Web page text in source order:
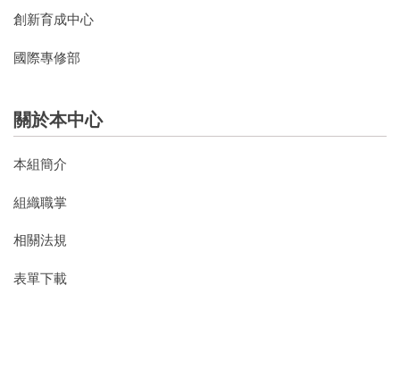
創新育成中心
國際專修部
關於本中心
本組簡介
組織職掌
相關法規
表單下載